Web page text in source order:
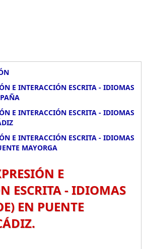
E INTERACCIÓN ESCRITA - IDIOMAS
E INTERACCIÓN ESCRITA - IDIOMAS
E INTERACCIÓN ESCRITA - IDIOMAS
MAYORGA
E
ESCRITA - IDIOMAS
EN PUENTE